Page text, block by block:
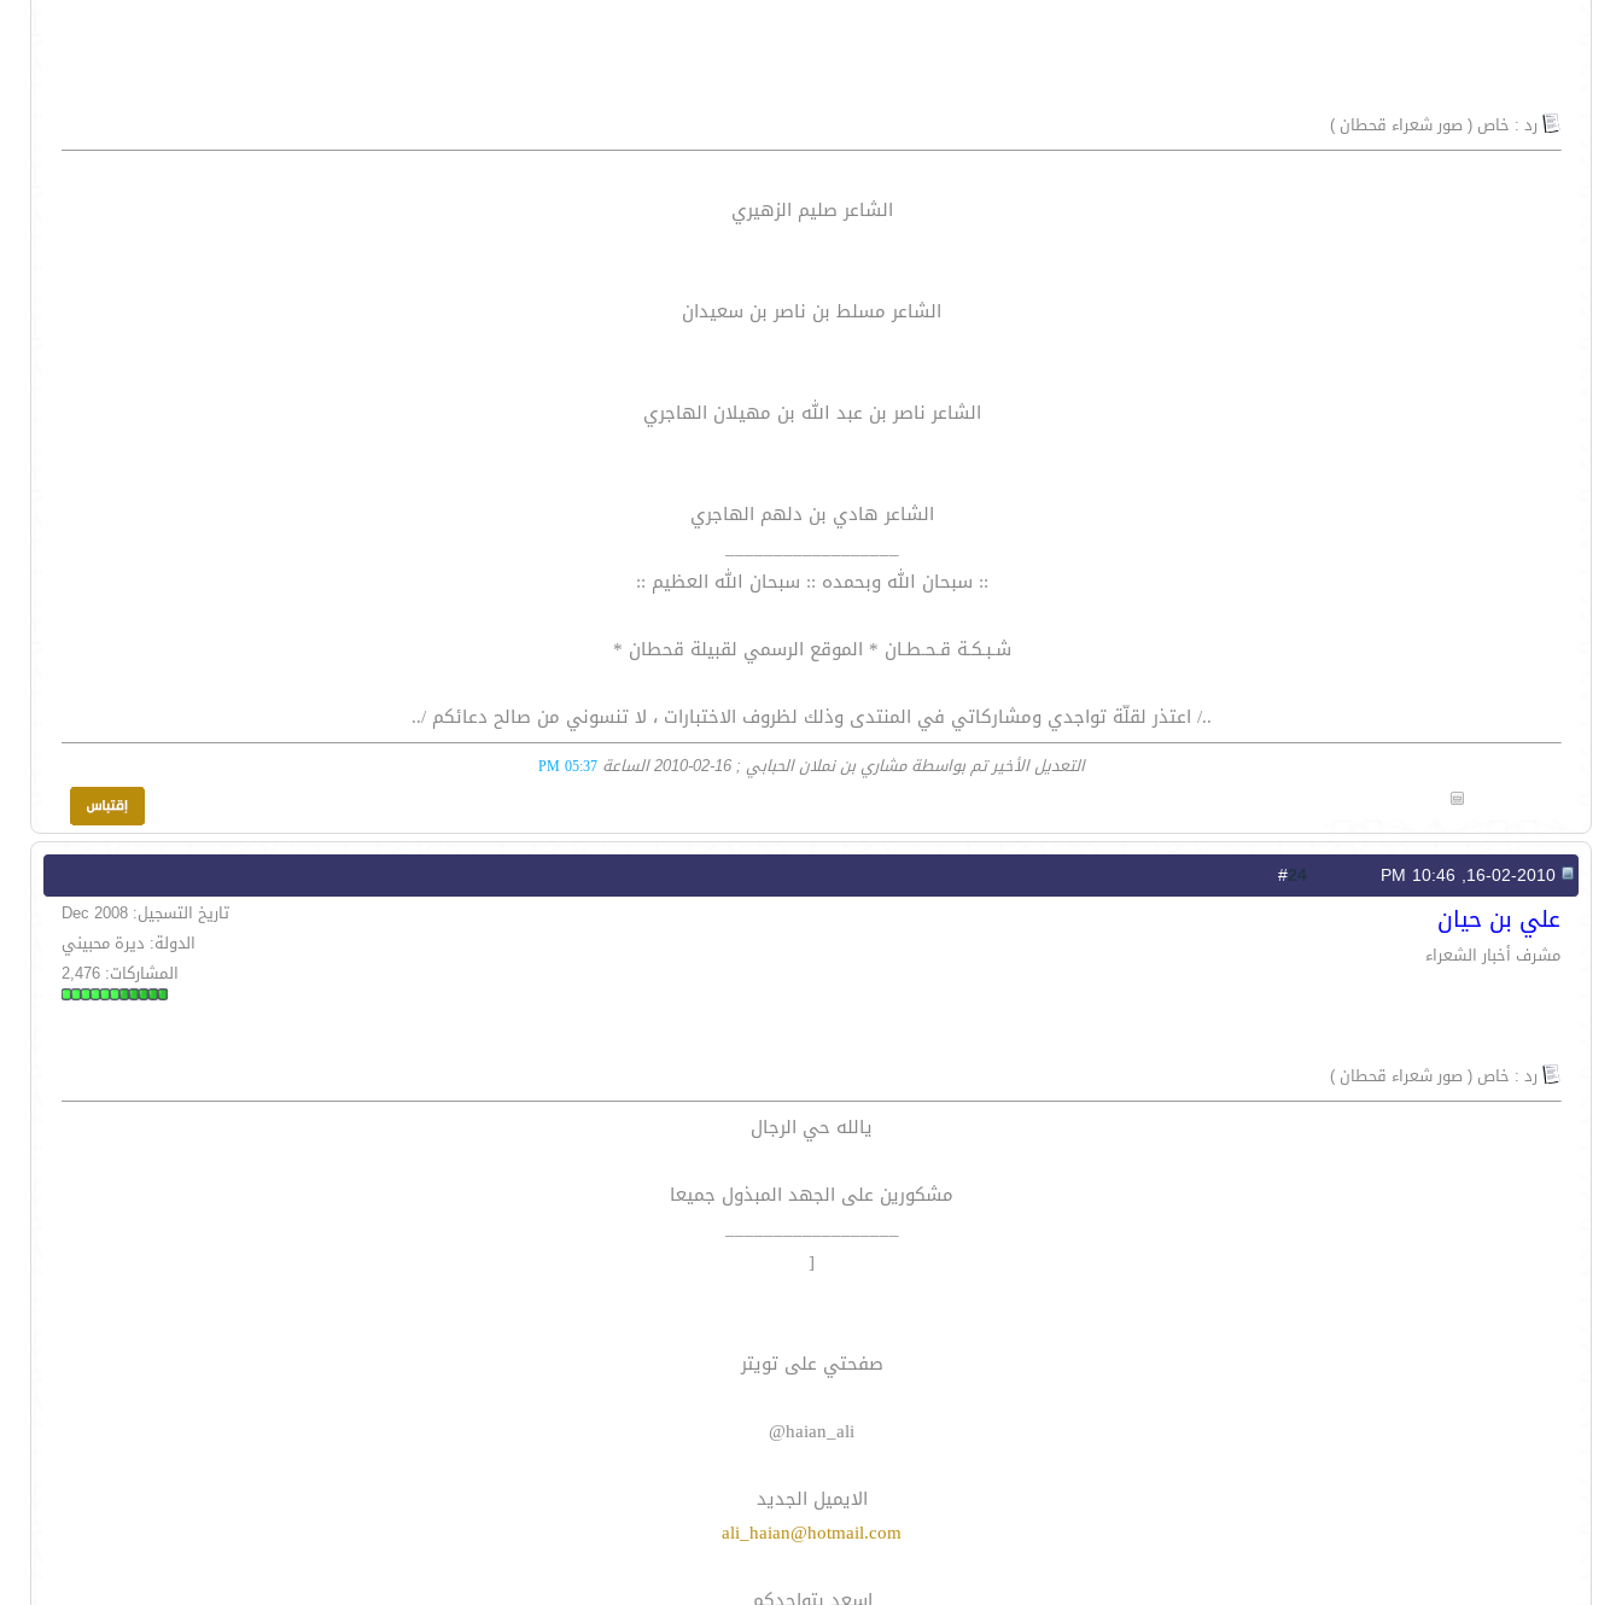
رد : خاص ( صور شعراء قحطان )
الشاعر صليم الزهيري
الشاعر مسلط بن ناصر بن سعيدان
الشاعر ناصر بن عبد الله بن مهيلان الهاجري
الشاعر هادي بن دلهم الهاجري
__________________
:: سبحان الله وبحمده :: سبحان الله العظيم ::
شـبـكـة قـحـطـان * الموقع الرسمي لقبيلة قحطان *
../ اعتذر لقلّة تواجدي ومشاركاتي في المنتدى وذلك لظروف الاختبارات ، لا تنسوني من صالح دعائكم /..
التعديل الأخير تم بواسطة مشاري بن نملان الحبابي ; 16-02-2010 الساعة 05:37 PM
#
24
علي بن حيان
مشرف أخبار الشعراء
تاريخ التسجيل: Dec 2008
الدولة: ديرة محبيني
المشاركات: 2,476
رد : خاص ( صور شعراء قحطان )
يالله حي الرجال
مشكورين على الجهد المبذول جميعا
__________________
[
صفحتي على تويتر
haian_ali@
الايميل الجديد
ali_haian@hotmail.com